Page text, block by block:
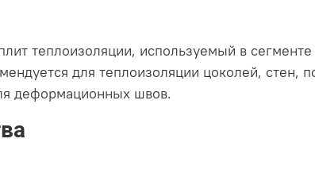
теплоизоляции, используемый в
для теплоизоляции цоколей,
деформационных швов.